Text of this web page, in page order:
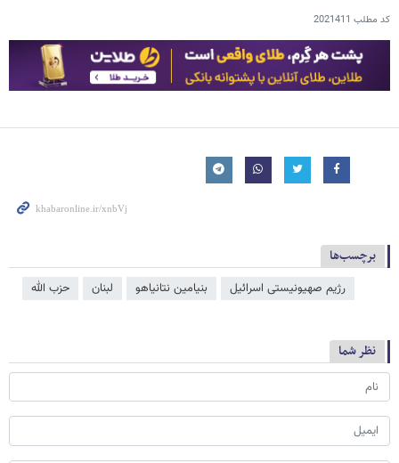
کد مطلب 2021411
برچسب‌ها
رژیم صهیونیستی اسرائیل بنیامین نتانیاهو لبنان حزب الله
نظر شما